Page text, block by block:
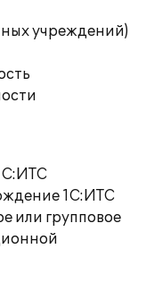
учреждений)
1С:ИТС
или групповое